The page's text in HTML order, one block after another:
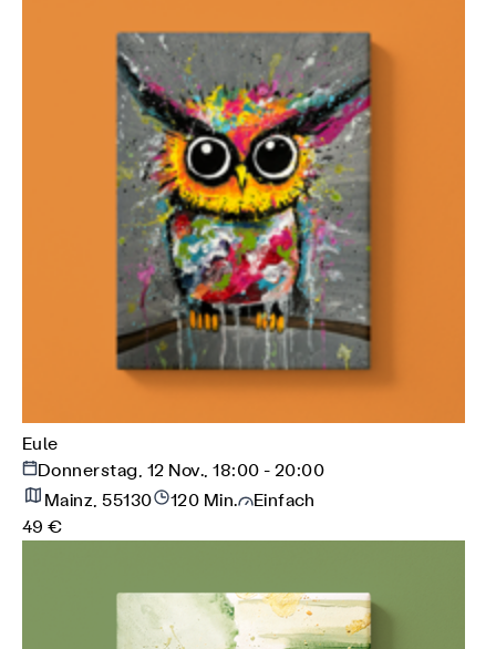
Eule
Donnerstag, 12 Nov., 18:00 - 20:00
Mainz, 55130
120 Min.
Einfach
49 €